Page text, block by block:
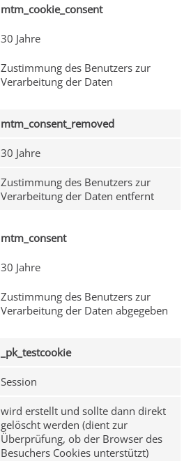
mtm_cookie_consent
30 Jahre
Zustimmung des Benutzers zur
Verarbeitung der Daten
mtm_consent_removed
30 Jahre
Zustimmung des Benutzers zur
Verarbeitung der Daten entfernt
mtm_consent
30 Jahre
Zustimmung des Benutzers zur
Verarbeitung der Daten abgegeben
_pk_testcookie
Session
wird erstellt und sollte dann direkt
gelöscht werden (dient zur
Überprüfung, ob der Browser des
Besuchers Cookies unterstützt)